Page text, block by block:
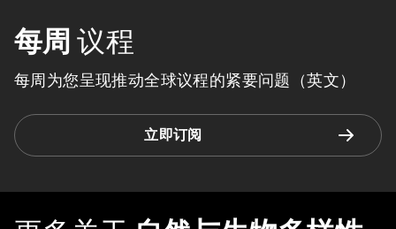
每周 议程
每周为您呈现推动全球议程的紧要问题（英文）
立即订阅